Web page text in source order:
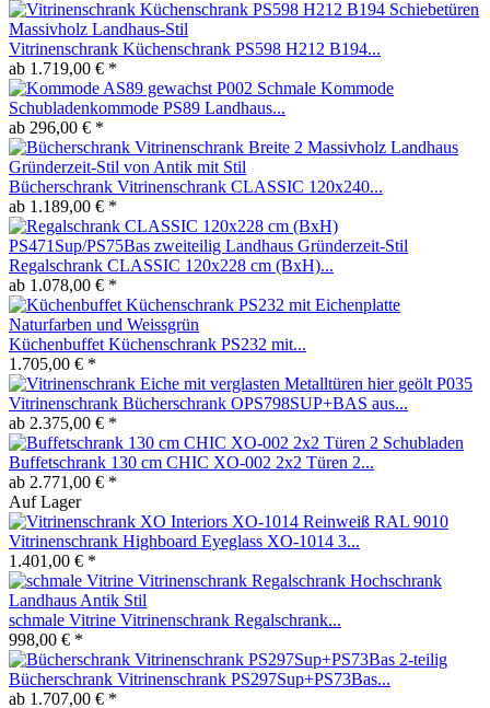
Vitrinenschrank Küchenschrank PS598 H212 B194...
ab 1.719,00 € *
Schmale Kommode
Schubladenkommode PS89 Landhaus...
ab 296,00 € *
Bücherschrank Vitrinenschrank CLASSIC 120x240...
ab 1.189,00 € *
Regalschrank CLASSIC 120x228 cm (BxH)...
ab 1.078,00 € *
Küchenbuffet Küchenschrank PS232 mit...
1.705,00 € *
Vitrinenschrank Bücherschrank OPS798SUP+BAS aus...
ab 2.375,00 € *
Buffetschrank 130 cm CHIC XO-002 2x2 Türen 2...
ab 2.771,00 € *
Auf Lager
Vitrinenschrank Highboard Eyeglass XO-1014 3...
1.401,00 € *
schmale Vitrine Vitrinenschrank Regalschrank...
998,00 € *
Bücherschrank Vitrinenschrank PS297Sup+PS73Bas...
ab 1.707,00 € *